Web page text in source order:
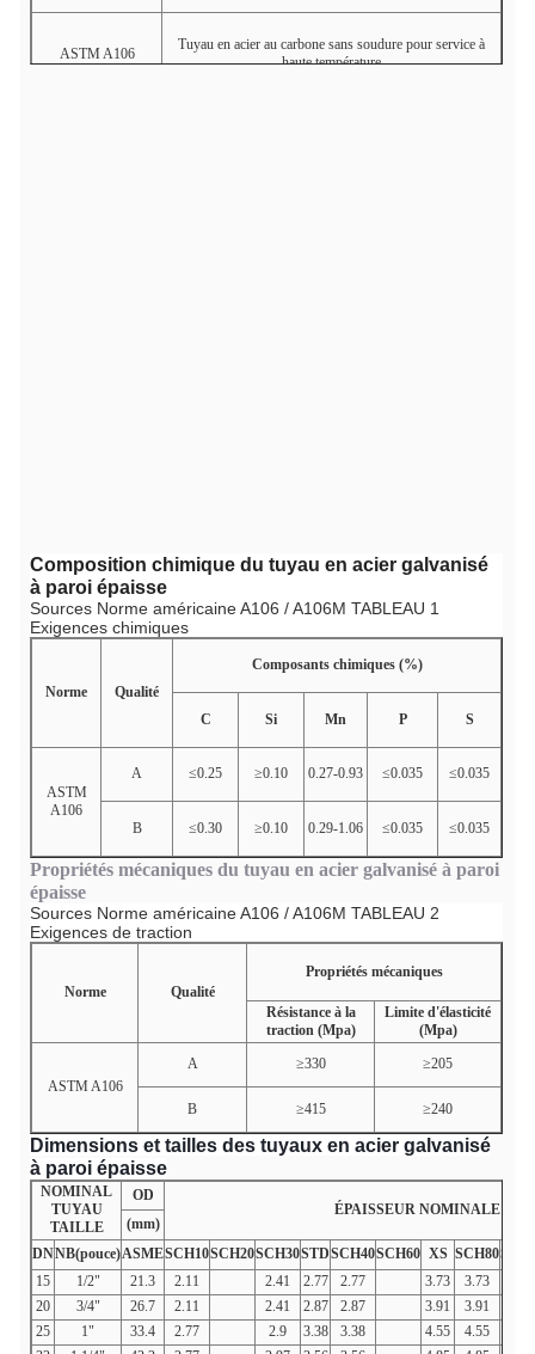
ASTM A106
Tuyau en acier au carbone sans soudure pour service à
haute température
Composition chimique du tuyau en acier galvanisé
à paroi épaisse
Sources Norme américaine A106 / A106M TABLEAU 1
Exigences chimiques
Norme Qualité
Composants chimiques (%)
C Si Mn P S
ASTM
A106
A ≤0.25 ≥0.10 0.27-0.93 ≤0.035 ≤0.035
B ≤0.30 ≥0.10 0.29-1.06 ≤0.035 ≤0.035
Propriétés mécaniques du tuyau en acier galvanisé à paroi
épaisse
Sources Norme américaineA106 / A106M TABLEAU 2
Exigences de traction
Norme Qualité
Propriétés mécaniques
Résistance à la
traction (Mpa)
Limite d'élasticité
(Mpa)
ASTM A106
A ≥330 ≥205
B ≥415 ≥240
Dimensions et tailles des tuyaux en acier galvanisé
à paroi épaisse
NOMINAL
TUYAU
TAILLE
OD
ÉPAISSEUR NOMINALE DE
(mm)
DNNB(pouce)ASMESCH10SCH20SCH30STDSCH40SCH60 XS SCH80
15
1/2" 21.3 2.11 2.41 2.77 2.77 3.73
3.73
20
3/4" 26.7 2.11 2.41 2.87 2.87 3.91
3.91
25
1" 33.4 2.77 2.9 3.38 3.38 4.55
4.55